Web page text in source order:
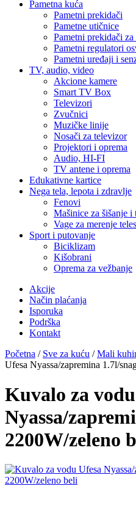
Pametna kuća
Pametni prekidači
Pametne utičnice
Pametni prekidači za
Pametni regulatori
Pametni uređaji i
TV, audio, video
Akcione kamere
Smart TV Box
Televizori
Zvučnici
Muzičke linije
Nosači za televizor
Projektori i oprema
Audio, HI-FI
TV antene i oprema
Edukativne kartice
Nega tela, lepota i zdravlje
Fenovi
Mašinice za šišanje i
Vage za merenje
Sport i putovanje
Biciklizam
Kišobrani
Oprema za vežbanje
Akcije
Način plaćanja
Isporuka
Podrška
Kontakt
Početna / Sve za kuću /Mali
Ufesa Nyassa/zapremina 1.7l/
Kuvalo za
Nyassa/
2200W/zeleno